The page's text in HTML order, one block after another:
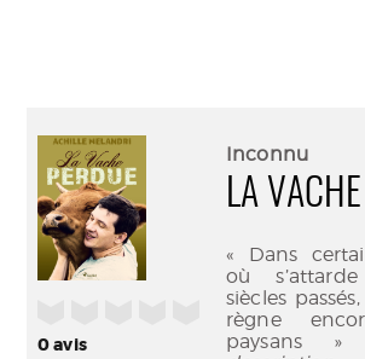
0avis
Inconnu
LA
« Dans
où
siècles
règne
paysans